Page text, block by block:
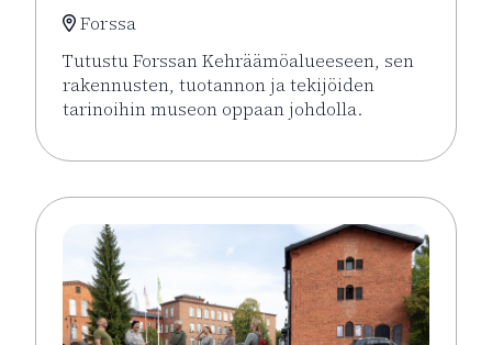
Forssa
Tutustu Forssan Kehräämöalueeseen, sen
rakennusten, tuotannon ja tekijöiden
tarinoihin museon oppaan johdolla.
Lue lisää tapahtumasta Opastetut